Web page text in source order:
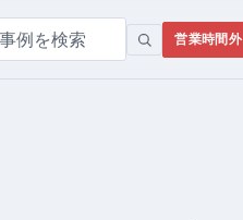
営業時間外